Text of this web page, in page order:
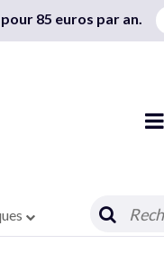
85 euros par an.